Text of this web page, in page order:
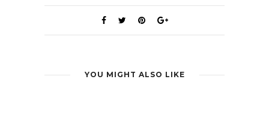
YOU MIGHT ALSO LIKE